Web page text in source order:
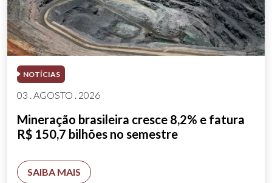
NOTÍCIAS
03 . AGOSTO . 2026
Mineração brasileira cresce 8,2% e fatura
R$ 150,7 bilhões no semestre
SAIBA MAIS